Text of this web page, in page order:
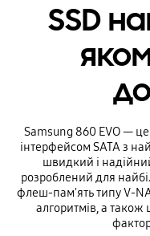
SSD
Samsung 860 EVO — це
інтерфейсом SATA з
швидкий і
розроблений для
флеш-пам'ять типу V-
алгоритмів, а